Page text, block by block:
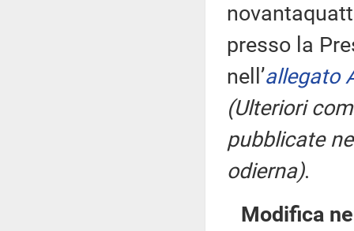
presso la
nell’allegato
(Ulteriori
pubblicate
odierna).
Modifica